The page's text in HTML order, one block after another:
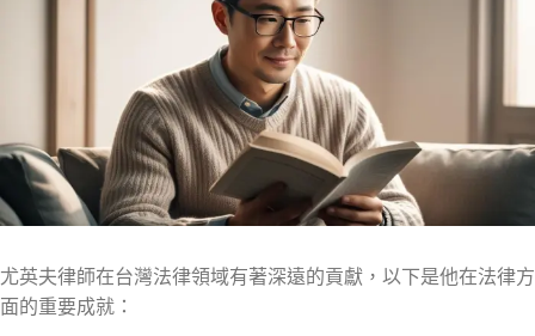
尤英夫律師在台灣法律領域有著深遠的貢獻，以下是他在法律方
面的重要成就：